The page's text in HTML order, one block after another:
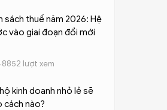
sách thuế năm 2026: Hệ
vào giai đoạn đổi mới
lượt xem
kinh doanh nhỏ lẻ sẽ
nào?